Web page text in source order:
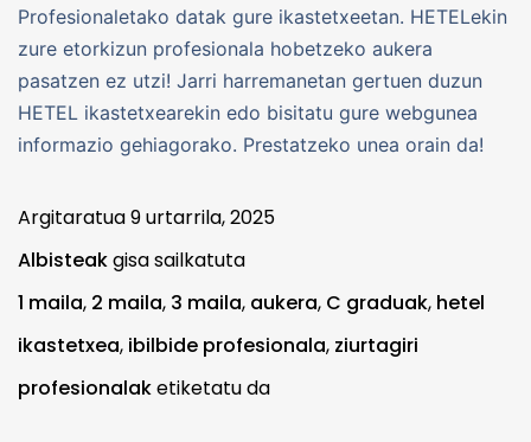
Profesionaletako datak gure ikastetxeetan. HETELekin
zure etorkizun profesionala hobetzeko aukera
pasatzen ez utzi! Jarri harremanetan gertuen duzun
HETEL ikastetxearekin edo bisitatu gure webgunea
informazio gehiagorako. Prestatzeko unea orain da!
Argitaratua9 urtarrila, 2025
Albisteakgisa sailkatuta
1 maila, 2 maila, 3 maila, aukera, C graduak, hetel
ikastetxea, ibilbide profesionala, ziurtagiri
profesionalaketiketatu da